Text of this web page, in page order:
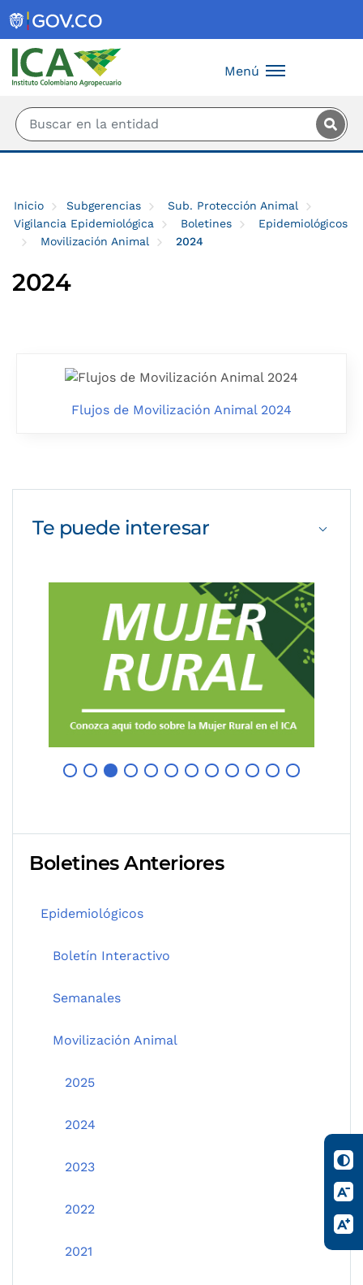
Menú
Inicio Subgerencias
Sub. Protección Animal
Vigilancia Epidemiológica
Boletines
Epidemiológicos
Movilización Animal
2024
2024
Flujos de Movilización Animal 2024
Te puede interesar
Boletines Anteriores
Epidemiológicos
Boletín Interactivo
Semanales
Movilización Animal
2025
2024
2023
2022
2021